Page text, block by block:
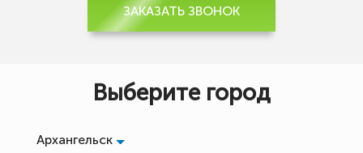
ЗАКАЗАТЬ ЗВОНОК
Выберите город
Архангельск